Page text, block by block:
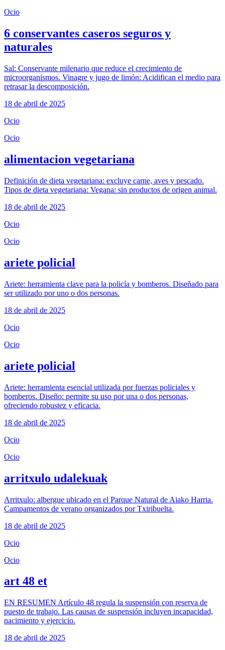
Ocio
6 conservantes caseros seguros y
naturales
Sal: Conservante milenario que reduce el crecimiento de
microorganismos. Vinagre y jugo de limón: Acidifican el medio para
retrasar la descomposición.
18 de abril de 2025
Ocio
Ocio
alimentacion vegetariana
Definición de dieta vegetariana: excluye carne, aves y pescado.
Tipos de dieta vegetariana: Vegana: sin productos de origen animal.
18 de abril de 2025
Ocio
Ocio
ariete policial
Ariete: herramienta clave para la policía y bomberos. Diseñado para
ser utilizado por uno o dos personas.
18 de abril de 2025
Ocio
Ocio
ariete policial
Ariete: herramienta esencial utilizada por fuerzas policiales y
bomberos. Diseño: permite su uso por una o dos personas,
ofreciendo robustez y eficacia.
18 de abril de 2025
Ocio
Ocio
arritxulo udalekuak
Arritxulo: albergue ubicado en el Parque Natural de Aiako Harria.
Campamentos de verano organizados por Txiribuelta.
18 de abril de 2025
Ocio
Ocio
art 48 et
EN RESUMEN Artículo 48 regula la suspensión con reserva de
puesto de trabajo. Las causas de suspensión incluyen incapacidad,
nacimiento y ejercicio.
18 de abril de 2025